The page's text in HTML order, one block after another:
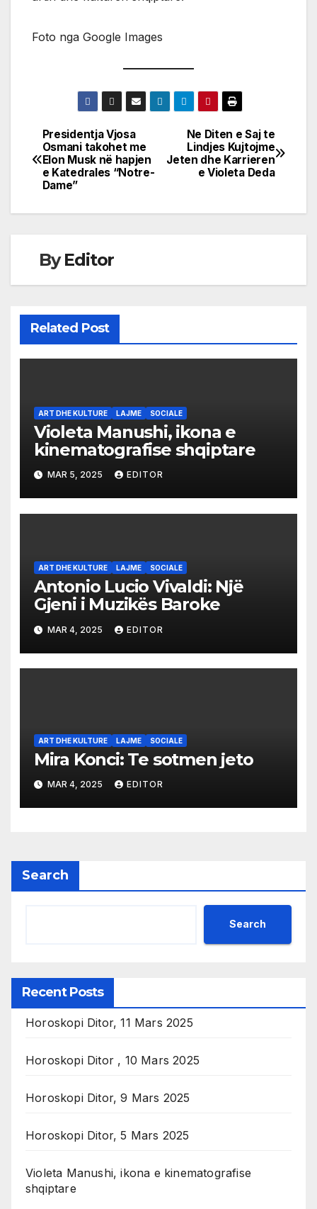
Foto nga Google Images
Post
navigation
Ne Diten e Saj te
Lindjes Kujtojme
Jeten dhe Karrieren
e Violeta Deda
Presidentja Vjosa
Osmani takohet me
Elon Musk në hapjen
e Katedrales “Notre-
Dame”
ByEditor
Related Post
ART DHE KULTURE LAJME SOCIALE
Violeta Manushi, ikona e
kinematografise shqiptare
MAR 5, 2025 EDITOR
ART DHE KULTURE LAJME SOCIALE
Antonio Lucio Vivaldi: Një
Gjeni i Muzikës Baroke
MAR 4, 2025 EDITOR
ART DHE KULTURE LAJME SOCIALE
Mira Konci: Te sotmen jeto
MAR 4, 2025 EDITOR
Search
Search
Recent Posts
Horoskopi Ditor, 11 Mars 2025
Horoskopi Ditor , 10 Mars 2025
Horoskopi Ditor, 9 Mars 2025
Horoskopi Ditor, 5 Mars 2025
Violeta Manushi, ikona e kinematografise
shqiptare